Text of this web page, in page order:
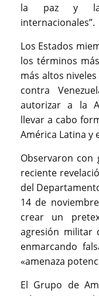
la paz y la
internacionales”.
Los Estados
los términos
más altos
contra
autorizar a la
llevar a cabo
América Latina y
Observaron con
reciente
del
14 de
crear un
agresión militar
enmarcando
«amenaza
El Grupo de